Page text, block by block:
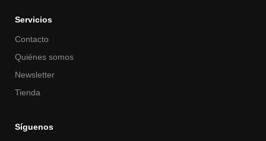
Servicios
Contacto
Quiénes somos
Newsletter
Tienda
Síguenos